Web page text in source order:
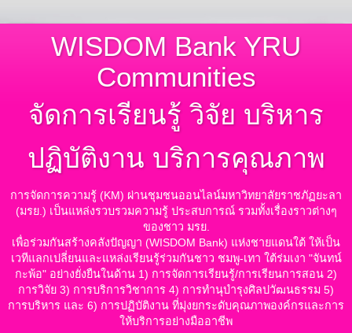
WISDOM Bank YRU
Communities
จัดการเรียนรู้ วิจัย บริหาร
ปฏิบัติงาน บริการคุณภาพ
การจัดการความรู้ (KM) ผ่านชุมชนออนไลน์มหาวิทยาลัยราชภัฏยะลา
(มรย.) เป็นแหล่งรวบรวมความรู้ ประสบการณ์ รวมทั้งเรื่องราวต่างๆ
ของชาว มรย.
เพื่อร่วมกันสร้างคลังปัญญา (WISDOM Bank) แห่งชายแดนใต้ ให้เป็น
เวทีแลกเปลี่ยนและแหล่งเรียนรู้ร่วมกันชาว ชมพู-เทา ใต้ร่มเงา "จันทน์
กะพ้อ" อย่างยั่งยืนในด้าน 1) การจัดการเรียนรู้/การเรียนการสอน 2)
การวิจัย 3) การบริการวิชาการ 4) การทำนุบำรุงศิลปวัฒนธรรม 5)
การบริหาร และ 6) การปฏิบัติงาน ที่มุ่งยกระดับคุณภาพองค์กรและการ
ให้บริการอย่างมืออาชีพ